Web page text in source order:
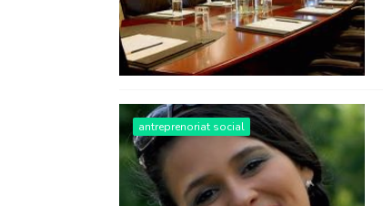
antreprenoriat social